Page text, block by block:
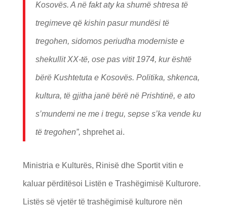
Kosovës. A në fakt aty ka shumë shtresa të
tregimeve që kishin pasur mundësi të
tregohen, sidomos periudha moderniste e
shekullit XX-të, ose pas vitit 1974, kur është
bërë Kushtetuta e Kosovës. Politika, shkenca,
kultura, të gjitha janë bërë në Prishtinë, e ato
s’mundemi ne me i tregu, sepse s’ka vende ku
të tregohen”, shprehet ai.
Ministria e Kulturës, Rinisë dhe Sportit vitin e
kaluar përditësoi Listën e Trashëgimisë Kulturore.
Listës së vjetër të trashëgimisë kulturore nën